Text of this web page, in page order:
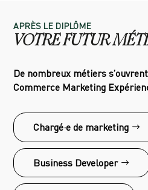
APRÈS LE DIPLÔME
VOTRE FUTUR
De nombreux métiers
Commerce Marketing
Chargé·e de marketing
Business Developer